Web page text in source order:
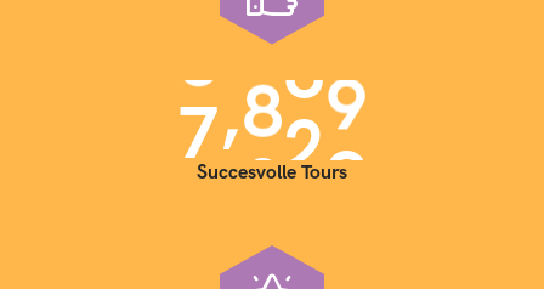
7,000
Succesvolle Tours